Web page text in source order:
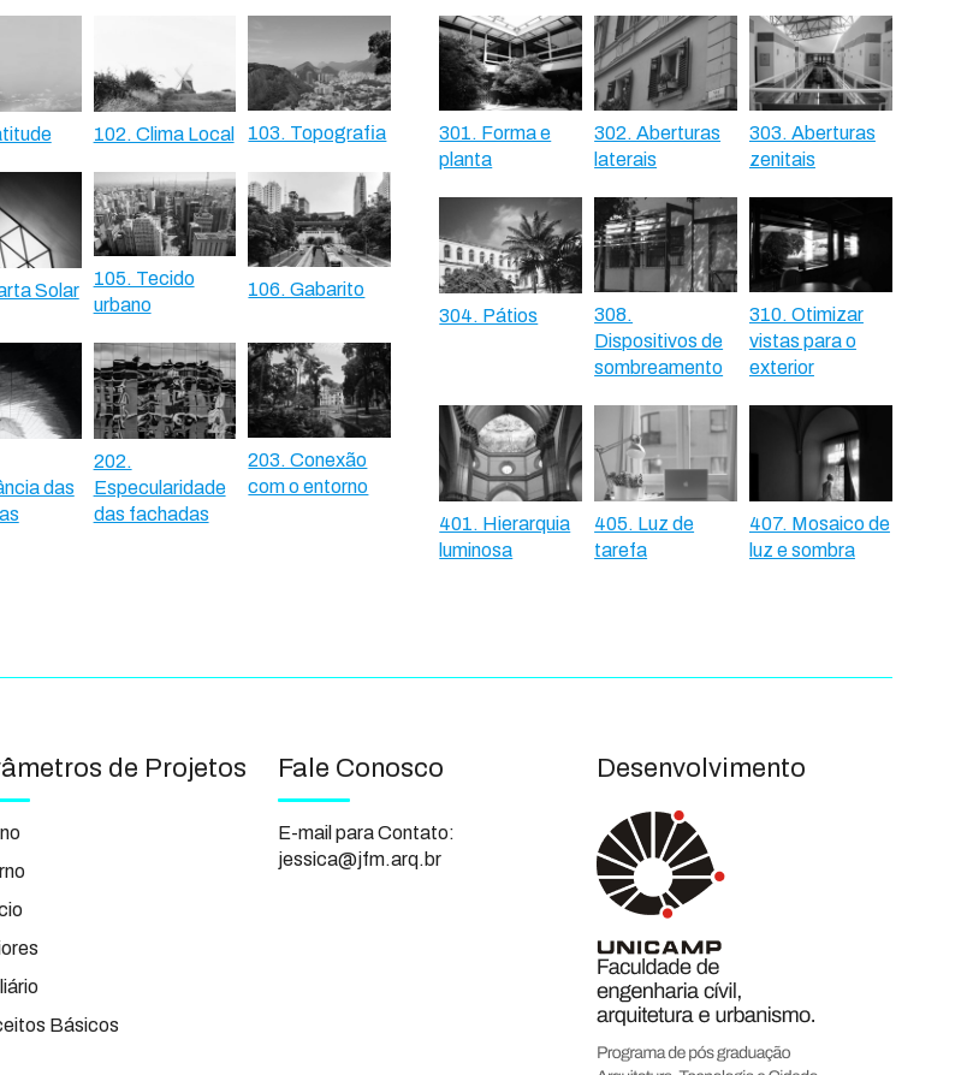
102. Clima Local 103. Topografia
Solar
105. Tecido
urbano
106. Gabarito
das
202.
Especularidade
das fachadas
203. Conexão
com o entorno
301. Forma e
planta
302. Aberturas
laterais
303. Aberturas
zenitais
304. Pátios
308.
Dispositivos de
sombreamento
310. Otimizar
vistas para o
exterior
401. Hierarquia
luminosa
405. Luz de
tarefa
407. Mosaico de
luz e sombra
de Projetos
Básicos
Fale Conosco
E-mail para Contato:
jessica@jfm.arq.br
Desenvolvimento